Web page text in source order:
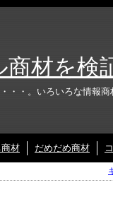
商材を検
・・。いろいろな情報
材 だめだめ商材